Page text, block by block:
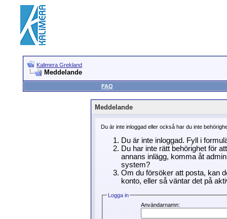
Kalimera Grekland
Meddelande
FAQ
Meddelande
Du är inte inloggad eller också har du inte
Du är inte inloggad. Fyll i
Du har inte rätt behörighet för
annans inlägg, komma åt
system?
Om du försöker att posta, kan
konto, eller så väntar det på
Logga in
Användarnamn: